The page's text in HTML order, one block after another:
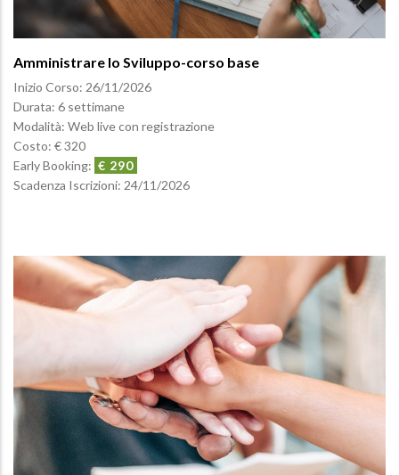
Amministrare lo Sviluppo-corso base
Inizio Corso: 26/11/2026
Durata: 6 settimane
Modalità: Web live con registrazione
Costo: € 320
Early Booking: € 290
Scadenza Iscrizioni: 24/11/2026